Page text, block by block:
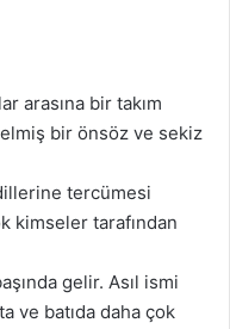
arasına bir takım
bir önsöz ve sekiz
tercümesi
kimseler tarafından
gelir. Asıl ismi
ve batıda daha çok